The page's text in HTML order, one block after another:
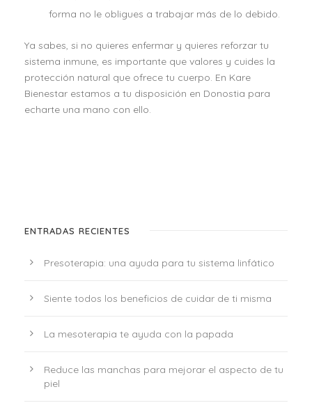
forma no le obligues a trabajar más de lo debido.
Ya sabes, si no quieres enfermar y quieres reforzar tu
sistema inmune, es importante que valores y cuides la
protección natural que ofrece tu cuerpo. En Kare
Bienestar estamos a tu disposición en Donostia para
echarte una mano con ello.
ENTRADAS RECIENTES
Presoterapia: una ayuda para tu sistema linfático
Siente todos los beneficios de cuidar de ti misma
La mesoterapia te ayuda con la papada
Reduce las manchas para mejorar el aspecto de tu
piel